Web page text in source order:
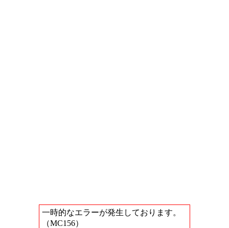
一時的なエラーが発生しております。
（MC156）